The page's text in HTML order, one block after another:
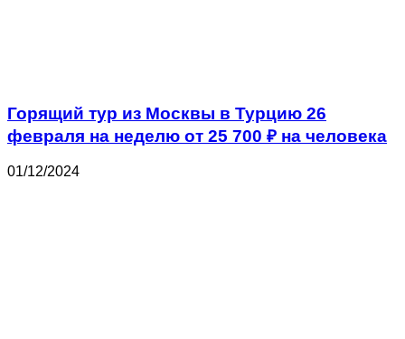
Горящий тур из Москвы в Турцию 26
февраля на неделю от 25 700 ₽ на человека
01/12/2024